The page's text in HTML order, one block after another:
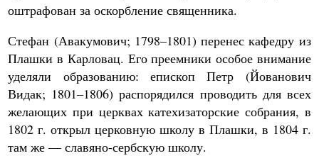
оштрафован за оскорбление священника.
Стефан (Авакумович; 1798–1801) перенес кафедру из
Плашки в Карловац. Его преемники особое внимание
уделяли образованию: епископ Петр (Йованович
Видак; 1801–1806) распорядился проводить для всех
желающих при церквах катехизаторские собрания, в
1802 г. открыл церковную школу в Плашки, в 1804 г.
там же — славяно-сербскую школу.